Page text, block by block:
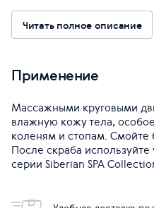
Читать полное описание
Применение
Массажными круговыми
влажную кожу тела,
коленям и стопам.
После скраба
серии Siberian SPA